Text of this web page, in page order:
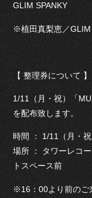
GLIM SPANKY
※植田真梨恵／
【 整理券について 】
1/11（月・祝）「
を配布致します。
時間 ： 1/11（月・
場所 ： タワーレコ
トスペース前
※16：00より前のご